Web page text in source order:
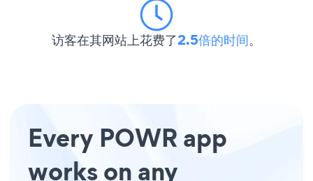
访客在其网站上花费了2.5倍的时间。
Every POWR app
works on any